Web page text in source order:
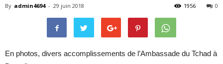
Tchad
By admin4694 - 29 juin 2018 0
1956
En photos, divers accomplissements de l’Ambassade du Tchad à